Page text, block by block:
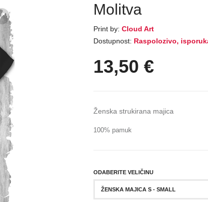
Molitva
Print by: Cloud Art
Dostupnost: Raspolozivo,
13,50 €
Ženska strukirana majica
100% pamuk
ODABERITE VELIČINU
ŽENSKA MAJICA S - SMALL